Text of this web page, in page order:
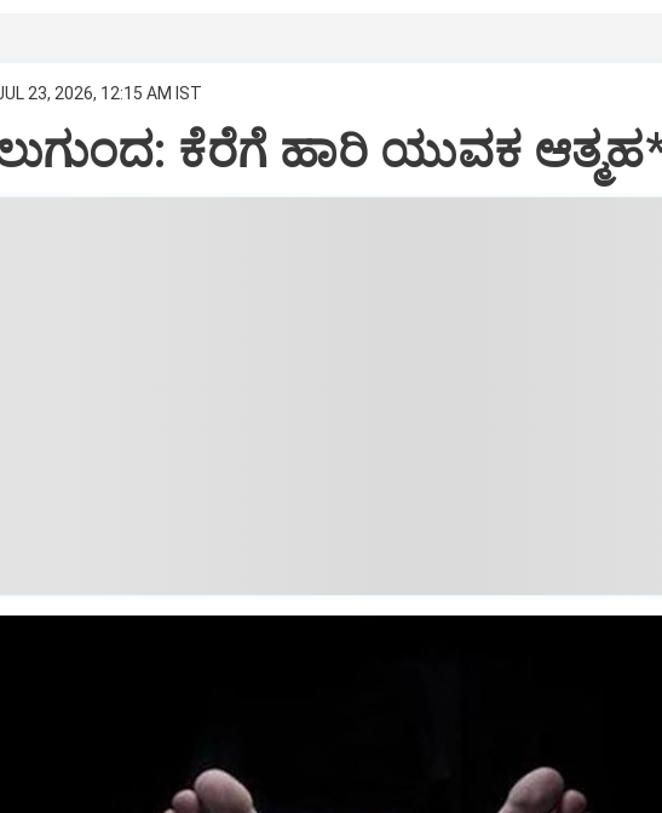
23, 2026, 12:15 AM IST
ಕೆರೆಗೆ ಹಾರಿ ಯುವಕ